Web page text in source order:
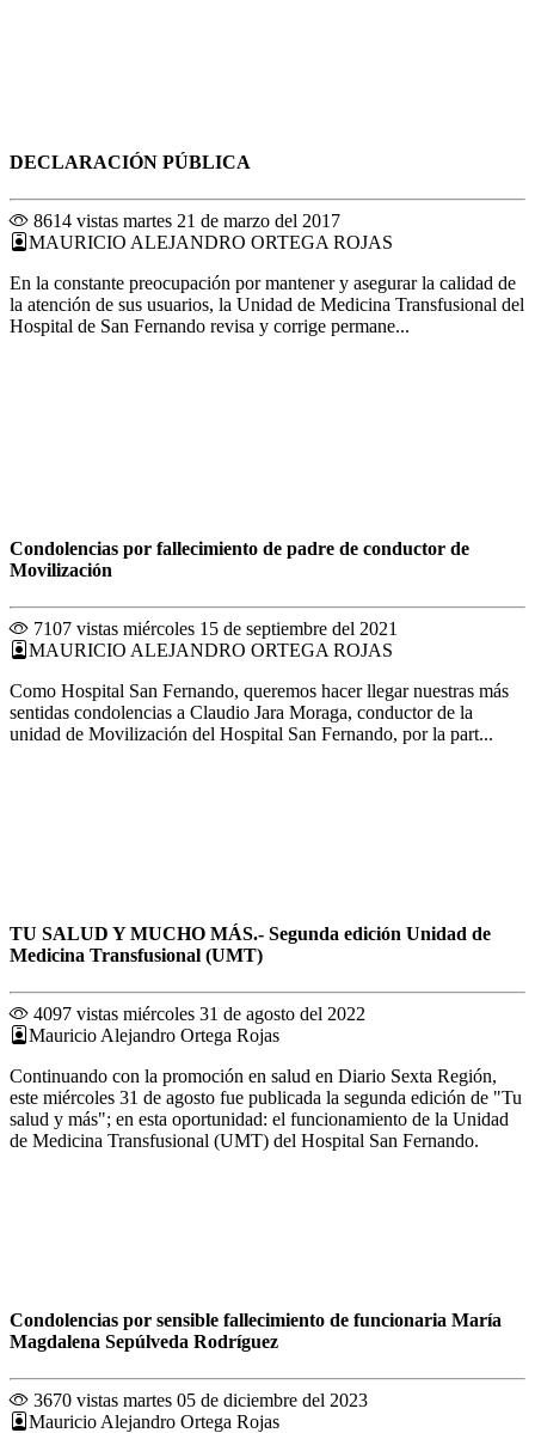
DECLARACIÓN PÚBLICA
8614 vistas martes 21 de marzo del 2017
MAURICIO ALEJANDRO ORTEGA ROJAS
En la constante preocupación por mantener y asegurar la calidad de
la atención de sus usuarios, la Unidad de Medicina Transfusional del
Hospital de San Fernando revisa y corrige permane...
Condolencias por fallecimiento de padre de conductor de
Movilización
7107 vistas miércoles 15 de septiembre del 2021
MAURICIO ALEJANDRO ORTEGA ROJAS
Como Hospital San Fernando, queremos hacer llegar nuestras más
sentidas condolencias a Claudio Jara Moraga, conductor de la
unidad de Movilización del Hospital San Fernando, por la part...
TU SALUD Y MUCHO MÁS.- Segunda edición Unidad de
Medicina Transfusional (UMT)
4097 vistas miércoles 31 de agosto del 2022
Mauricio Alejandro Ortega Rojas
Continuando con la promoción en salud en Diario Sexta Región,
este miércoles 31 de agosto fue publicada la segunda edición de "Tu
salud y más"; en esta oportunidad: el funcionamiento de la Unidad
de Medicina Transfusional (UMT) del Hospital San Fernando.
Condolencias por sensible fallecimiento de funcionaria María
Magdalena Sepúlveda Rodríguez
3670 vistas martes 05 de diciembre del 2023
Mauricio Alejandro Ortega Rojas